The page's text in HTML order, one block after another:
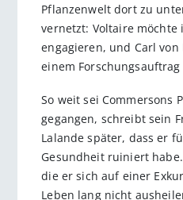
Pflanzenwelt dort zu
vernetzt: Voltaire möchte
engagieren, und Carl
einem
So weit sei Commersons
gegangen, schreibt sein
Lalande später, dass er
Gesundheit ruiniert
die er sich auf einer
Leben lang nicht